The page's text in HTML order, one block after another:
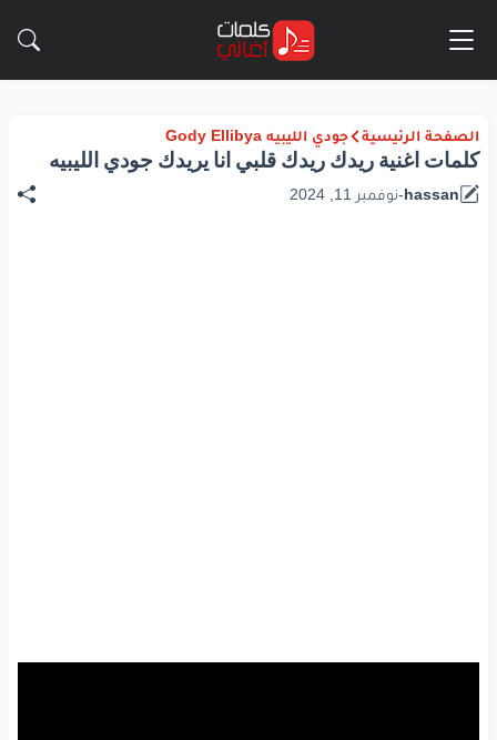
الصفحة الرئيسية جودي الليبيه Gody Ellibya
كلمات اغنية ريدك ريدك قلبي انا يريدك جودي الليبيه
hassan
-نوفمبر 11, 2024